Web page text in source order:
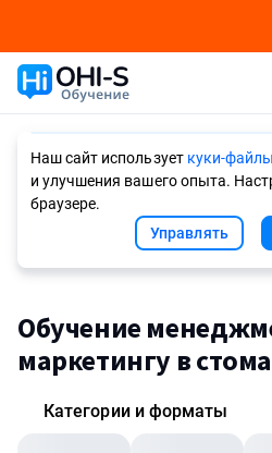
Наш сайт использует куки-файлы
и улучшения вашего опыта.
браузере.
Управлять
Обучение
маркетингу в
Категории и форматы